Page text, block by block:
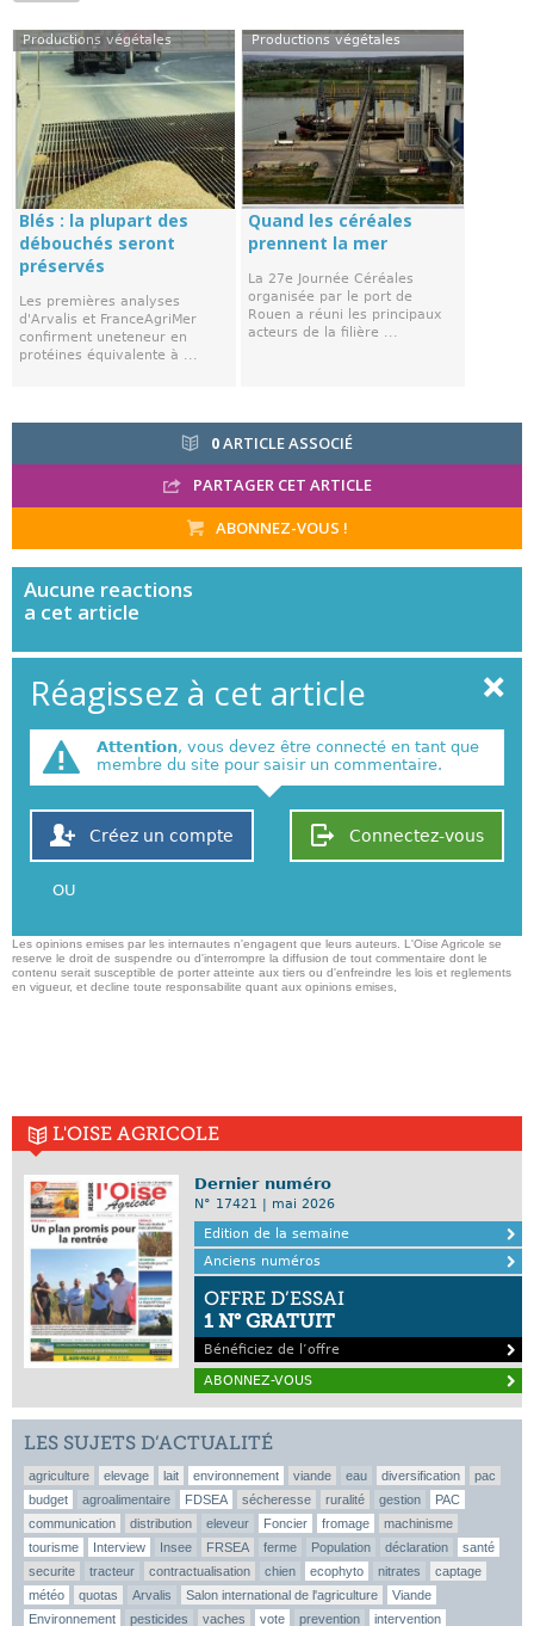
Productions végétales
Blés : la plupart des
débouchés seront
préservés
Les premières analyses
d'Arvalis et FranceAgriMer
confirment uneteneur en
protéines équivalente à ...
Productions végétales
Quand les céréales
prennent la mer
La 27e Journée Céréales
organisée par le port de
Rouen a réuni les principaux
acteurs de la filière ...
0ARTICLE ASSOCIÉ
PARTAGER CET ARTICLE
ABONNEZ-VOUS !
Aucune reactions
a cet article
Réagissez à cet article
Attention, vous devez être connecté en tant que
membre du site pour saisir un commentaire.
Connectez-vous
Créez un compte
OU
Les opinions emises par les internautes n'engagent que leurs auteurs. L'Oise Agricole se
reserve le droit de suspendre ou d'interrompre la diffusion de tout commentaire dont le
contenu serait susceptible de porter atteinte aux tiers ou d'enfreindre les lois et reglements
en vigueur, et decline toute responsabilite quant aux opinions emises,
L'OISE AGRICOLE
Dernier numéro
N° 17421 | mai 2026
Edition de la semaine
Anciens numéros
OFFRE D’ESSAI
1 N° GRATUIT
Bénéficiez de l’offre
ABONNEZ-VOUS
LES SUJETS D’ACTUALITÉ
agriculture elevage lait environnement viande eau diversification
pac
budget
agroalimentaire FDSEA sécheresse ruralité gestion
PAC
communication
distribution eleveur Foncier fromage
machinisme
tourisme
Interview Insee FRSEA ferme Population déclaration
santé
securite
tracteur contractualisation chien ecophyto nitrates
captage
météo
quotas Arvalis Salon international de l'agriculture
Viande
Environnement
pesticides vaches vote prevention intervention